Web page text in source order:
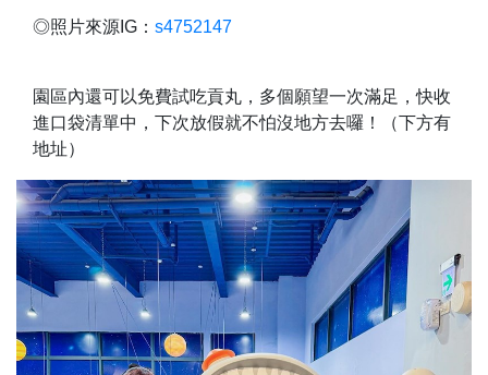
◎照片來源IG： s4752147
園區內還可以免費試吃貢丸，多個願望一次滿足，快收
進口袋清單中，下次放假就不怕沒地方去囉！（下方有
地址）